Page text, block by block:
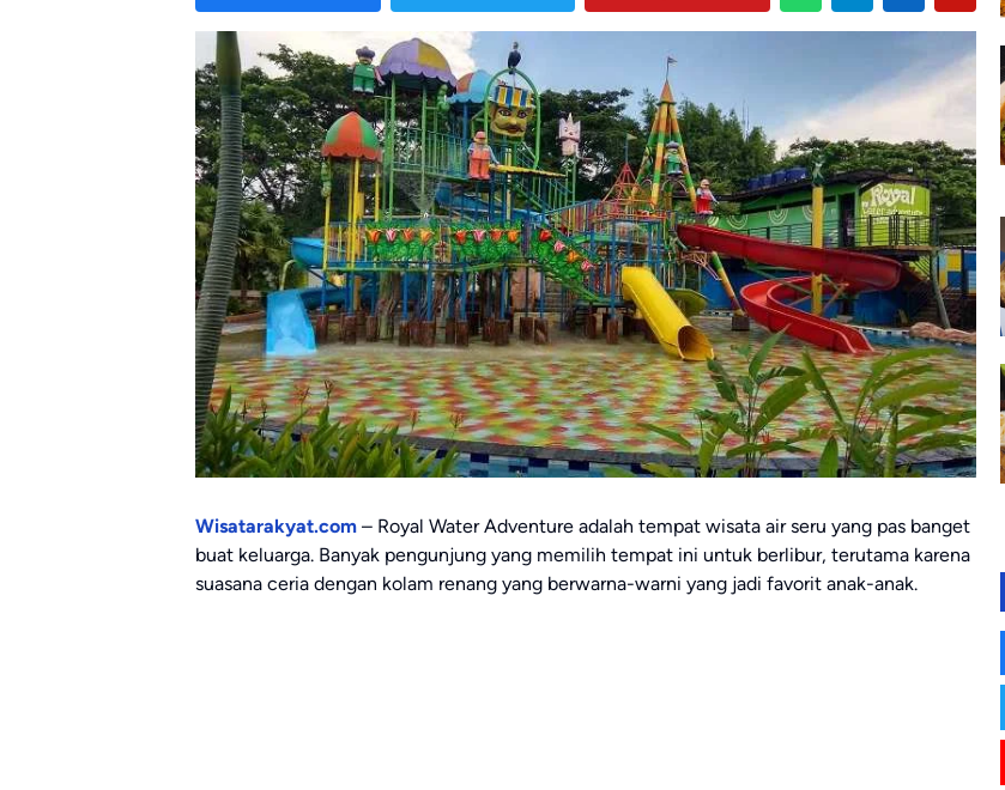
Wisatarakyat.com – Royal Water Adventure adalah tempat wisata air seru yang pas banget
buat keluarga. Banyak pengunjung yang memilih tempat ini untuk berlibur, terutama karena
suasana ceria dengan kolam renang yang berwarna-warni yang jadi favorit anak-anak.